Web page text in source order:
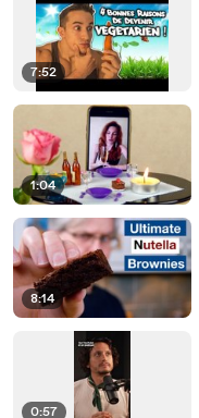
7:52
1:04
8:14
0:57